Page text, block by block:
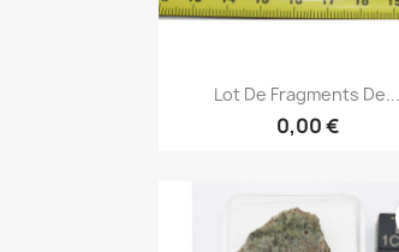
Aperçu rapide
Lot De Fragments De...
0,00 €